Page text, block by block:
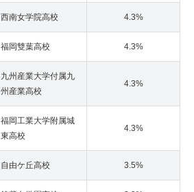
西南女学院高校 4.3%
福岡雙葉高校 4.3%
九州産業大学付属九
州産業高校
4.3%
福岡工業大学附属城
東高校
4.3%
自由ケ丘高校 3.5%